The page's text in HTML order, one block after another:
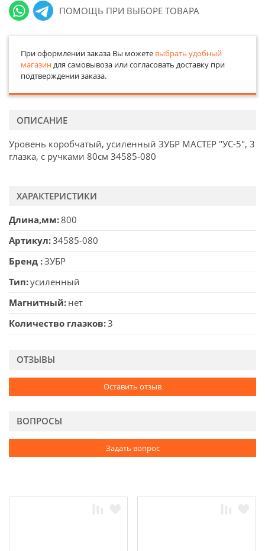
ПОМОЩЬ ПРИ ВЫБОРЕ ТОВАРА
При оформлении заказа Вы можете выбрать удобный
магазиндля самовывоза или согласовать доставку при
подтверждении заказа.
ОПИСАНИЕ
Уровень коробчатый, усиленный ЗУБР МАСТЕР "УС-5", 3
глазка, с ручками 80см 34585-080
ХАРАКТЕРИСТИКИ
Длина,мм 800
Артикул 34585-080
Бренд ЗУБР
Тип усиленный
Магнитный нет
Количество глазков 3
ОТЗЫВЫ
Оставить отзыв
ВОПРОСЫ
Задать вопрос